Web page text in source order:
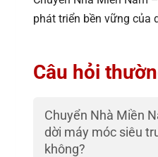
phát triển bền vững của
Câu hỏi
Chuyển Nhà Miền
dời máy móc siêu
không?